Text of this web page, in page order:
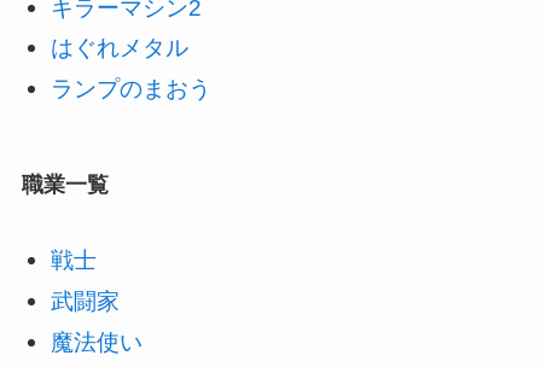
キラーマシン2
はぐれメタル
ランプのまおう
職業一覧
戦士
武闘家
魔法使い